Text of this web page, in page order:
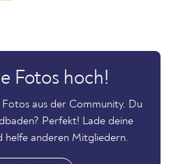
Fotos hoch!
aus der Community. Du
Perfekt! Lade deine
helfe anderen Mitgliedern.